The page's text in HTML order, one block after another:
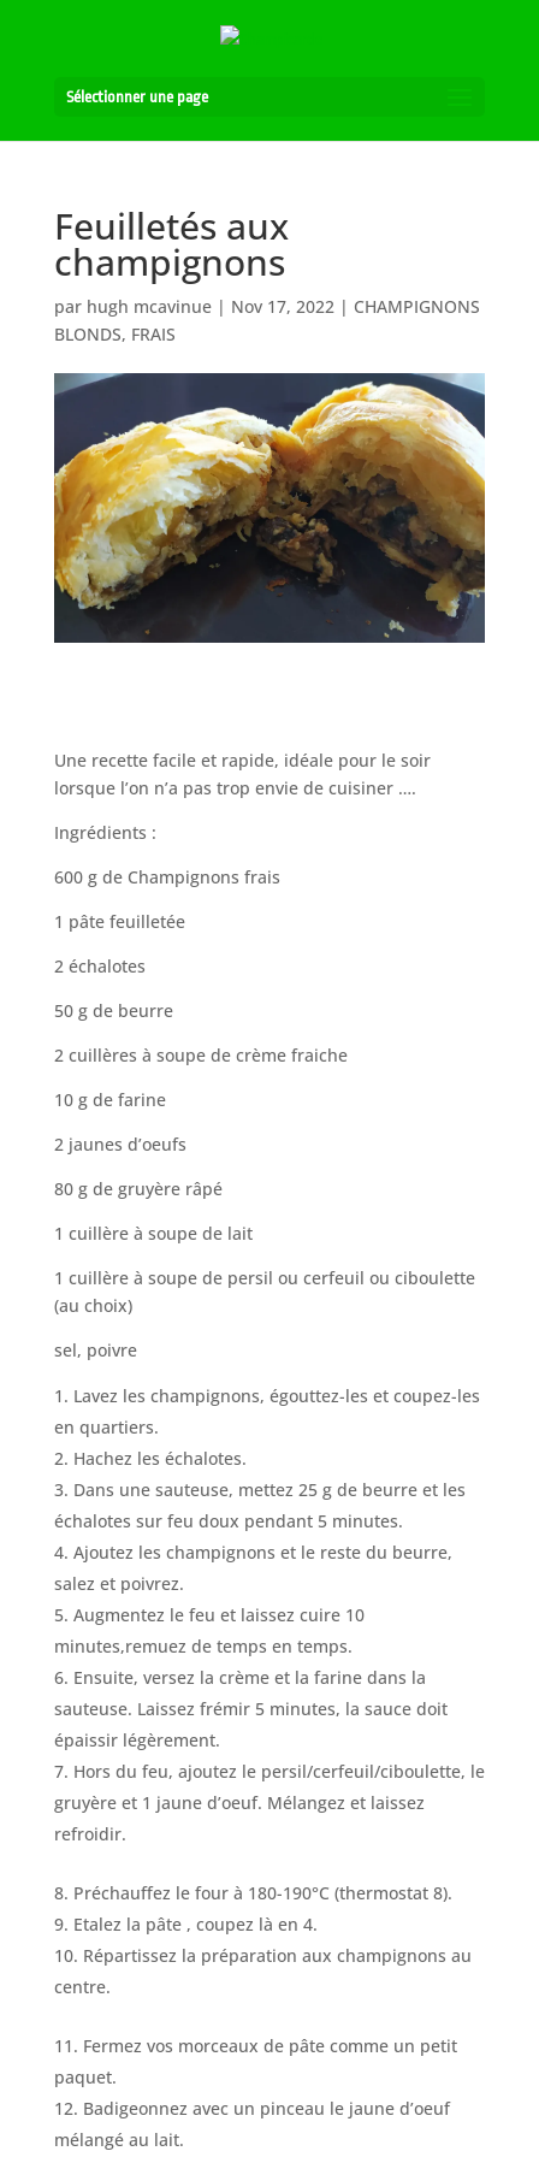
Sélectionner une page
Feuilletés aux
champignons
par hugh mcavinue| Nov 17, 2022| CHAMPIGNONS
BLONDS, FRAIS
Une recette facile et rapide, idéale pour le soir
lorsque l’on n’a pas trop envie de cuisiner ….
Ingrédients :
600 g de Champignons frais
1 pâte feuilletée
2 échalotes
50 g de beurre
2 cuillères à soupe de crème fraiche
10 g de farine
2 jaunes d’oeufs
80 g de gruyère râpé
1 cuillère à soupe de lait
1 cuillère à soupe de persil ou cerfeuil ou ciboulette
(au choix)
sel, poivre
Lavez les champignons, égouttez-les et coupez-les
en quartiers.
Hachez les échalotes.
Dans une sauteuse, mettez 25 g de beurre et les
échalotes sur feu doux pendant 5 minutes.
Ajoutez les champignons et le reste du beurre,
salez et poivrez.
Augmentez le feu et laissez cuire 10
minutes,remuez de temps en temps.
Ensuite, versez la crème et la farine dans la
sauteuse. Laissez frémir 5 minutes, la sauce doit
épaissir légèrement.
Hors du feu, ajoutez le persil/cerfeuil/ciboulette, le
gruyère et 1 jaune d’oeuf. Mélangez et laissez
refroidir.
Préchauffez le four à 180-190°C (thermostat 8).
Etalez la pâte , coupez là en 4.
Répartissez la préparation aux champignons au
centre.
Fermez vos morceaux de pâte comme un petit
paquet.
Badigeonnez avec un pinceau le jaune d’oeuf
mélangé au lait.